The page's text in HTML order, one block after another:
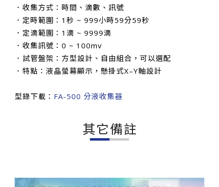
．收集方式：時間、滴數、訊號
．定時範圍：1秒 ~ 999小時59分59秒
．定滴範圍：1滴 ~ 9999滴
．收集訊號：0 ~ 100mv
．試管盤架：方型設計、自由組合，可以選配
．特點：液晶螢幕顯示，懸掛式X–Y軸設計
型錄下載： FA-500 分液收集器
其它備註